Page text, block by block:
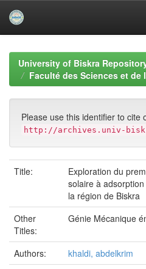
navigationUniversity of Biskra
Faculté des Sciences et de
Please use this identifier to cite
http://archives.univ-
Title:
Exploration du
solaire à
la région de Biskra
Other
Titles:
Génie Mécanique
Authors:
khaldi, abdelkrim